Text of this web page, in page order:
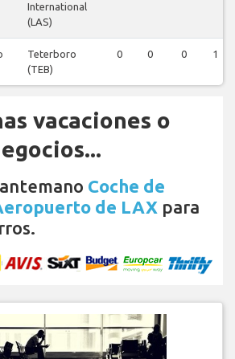
International
(LAS)
Teterboro
(TEB)
0 0 0 1
vacaciones o
Coche de
de LAX para